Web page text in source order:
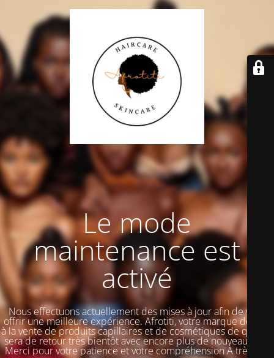
Le mode
maintenance est
activé
Nous effectuons actuellement des mises à jour afin de vous
offrir une meilleure expérience. Afrotiti, votre marque dédiée
à la vente de produits capillaires et de cosmétiques de qualité,
sera de retour très bientôt avec encore plus de nouveautés !!!
Merci pour votre patience et votre compréhension À très vite